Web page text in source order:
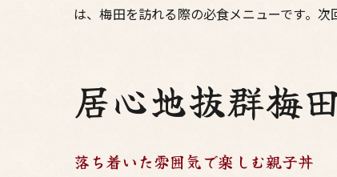
は、梅田を訪れる際の必食メニューです。
居心地抜群梅
落ち着いた雰囲気で楽しむ親子丼